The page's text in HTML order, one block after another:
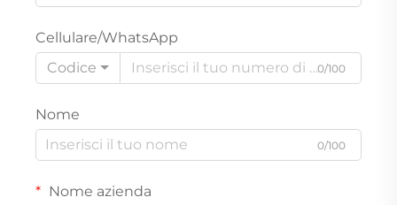
Cellulare/WhatsApp
Codice
0/100
Nome
0/100
Nome azienda